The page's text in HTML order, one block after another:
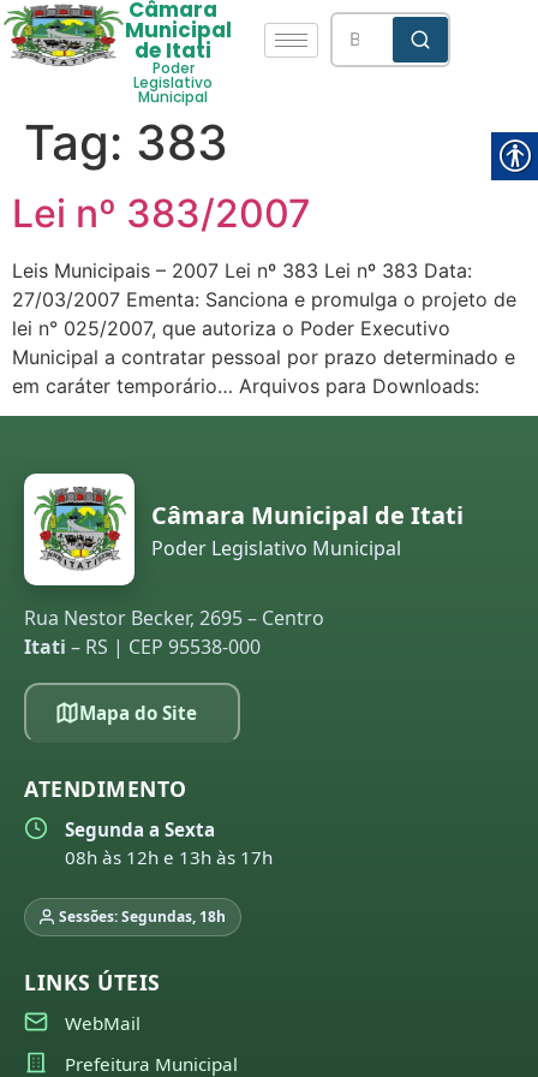
Câmara
Municipal
de Itati
Poder
Legislativo
Municipal
Tag: 383
Lei nº 383/2007
Leis Municipais – 2007 Lei nº 383 Lei nº 383 Data:
27/03/2007 Ementa: Sanciona e promulga o projeto de
lei n° 025/2007, que autoriza o Poder Executivo
Municipal a contratar pessoal por prazo determinado e
em caráter temporário… Arquivos para Downloads:
Câmara Municipal de Itati
Poder Legislativo Municipal
Rua Nestor Becker, 2695 – Centro
Itati – RS | CEP 95538-000
Mapa do Site
ATENDIMENTO
Segunda a Sexta
08h às 12h e 13h às 17h
Sessões: Segundas, 18h
LINKS ÚTEIS
WebMail
Prefeitura Municipal